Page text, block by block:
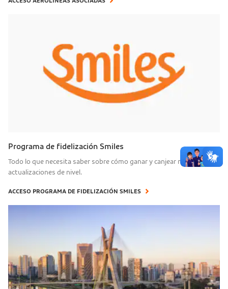
Programa de fidelización Smiles
Todo lo que necesita saber sobre cómo ganar y canjear millas y
actualizaciones de nivel.
ACCESO PROGRAMA DE FIDELIZACIÓN SMILES